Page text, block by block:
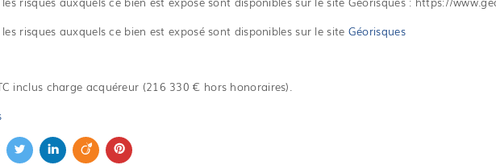
risques auxquels ce bien est exposé sont disponibles sur le site Géorisques
inclus charge acquéreur (216 330 € hors honoraires).